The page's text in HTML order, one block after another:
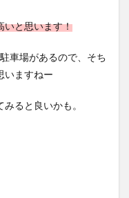
いと思います！
車場があるので、そち
いますねー
ると良いかも。